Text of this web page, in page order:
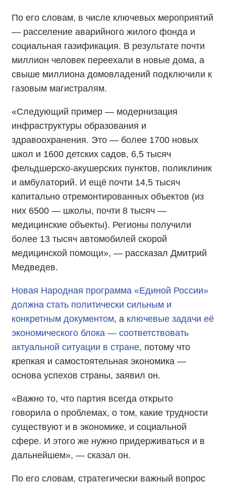
По его словам, в числе ключевых мероприятий
— расселение аварийного жилого фонда и
социальная газификация. В результате почти
миллион человек переехали в новые дома, а
свыше миллиона домовладений подключили к
газовым магистралям.
«Следующий пример — модернизация
инфраструктуры образования и
здравоохранения. Это — более 1700 новых
школ и 1600 детских садов, 6,5 тысяч
фельдшерско-акушерских пунктов, поликлиник
и амбулаторий. И ещё почти 14,5 тысяч
капитально отремонтированных объектов (из
них 6500 — школы, почти 8 тысяч —
медицинские объекты). Регионы получили
более 13 тысяч автомобилей скорой
медицинской помощи», — рассказал Дмитрий
Медведев.
Новая Народная программа «Единой России»
должна стать политически сильным и
конкретным документом, а ключевые задачи её
экономического блока — соответствовать
актуальной ситуации в стране, потому что
крепкая и самостоятельная экономика —
основа успехов страны, заявил он.
«Важно то, что партия всегда открыто
говорила о проблемах, о том, какие трудности
существуют и в экономике, и социальной
сфере. И этого же нужно придерживаться и в
дальнейшем», — сказал он.
По его словам, стратегически важный вопрос